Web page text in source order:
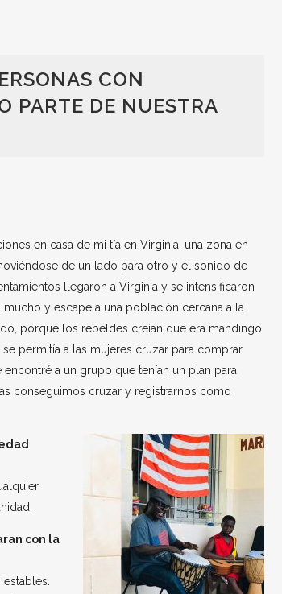
CON
PARTE DE NUESTRA
en casa de mi tía en Virginia, una zona en
de un lado para otro y el sonido de
llegaron a Virginia y se intensificaron
y escapé a una población cercana a la
porque los rebeldes creían que era mandingo
permitía a las mujeres cruzar para comprar
encontré a un grupo que tenían un plan para
conseguimos cruzar y registrarnos como
con la